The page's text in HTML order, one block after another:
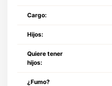
Cargo:
Hijos:
Quiere tener
hijos:
¿Fumo?